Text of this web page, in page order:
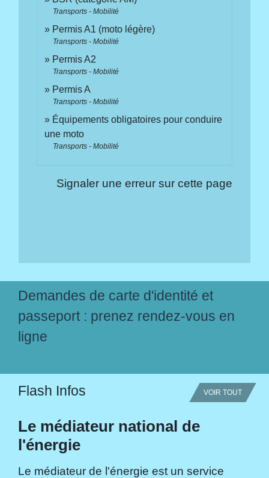
Transports - Mobilité
Permis A1 (moto légère)
Transports - Mobilité
Permis A2
Transports - Mobilité
Permis A
Transports - Mobilité
Équipements obligatoires pour conduire
une moto
Transports - Mobilité
Signaler une erreur sur cette page
Demandes de carte d'identité et
passeport : prenez rendez-vous en
ligne
Flash Infos VOIR TOUT
Le médiateur national de
l'énergie
Le médiateur de l'énergie est un service